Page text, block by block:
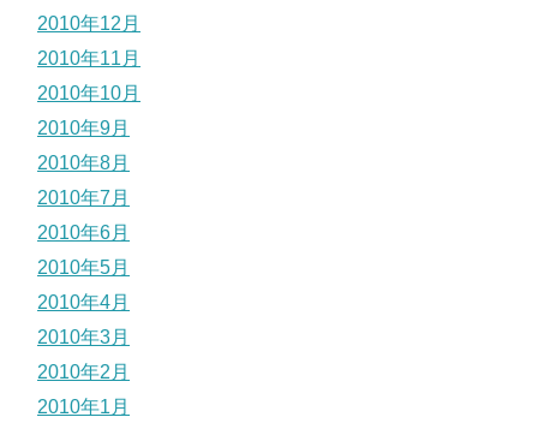
2010年12月
2010年11月
2010年10月
2010年9月
2010年8月
2010年7月
2010年6月
2010年5月
2010年4月
2010年3月
2010年2月
2010年1月